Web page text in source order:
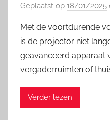
Geplaatst op 18/01/2025
Met de voortdurende
is de projector niet
geavanceerd apparaat
vergaderruimten of
Verder lezen